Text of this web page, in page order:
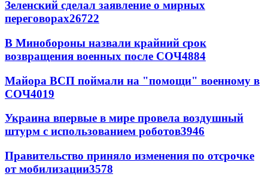
Зеленский сделал заявление о мирных
переговорах26722
В Минобороны назвали крайний срок
возвращения военных после СОЧ4884
Майора ВСП поймали на "помощи" военному в
СОЧ4019
Украина впервые в мире провела воздушный
штурм с использованием роботов3946
Правительство приняло изменения по отсрочке
от мобилизации3578